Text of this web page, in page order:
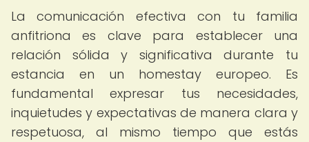
La comunicación efectiva con tu familia
anfitriona es clave para establecer una
relación sólida y significativa durante tu
estancia en un homestay europeo. Es
fundamental expresar tus necesidades,
inquietudes y expectativas de manera clara y
respetuosa, al mismo tiempo que estás